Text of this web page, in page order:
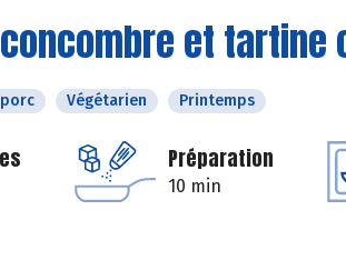
et tartine
Végétarien Printemps
Préparation
10 min